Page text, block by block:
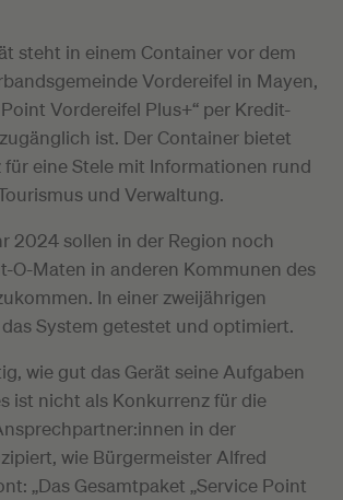
steht in einem Container vor dem
Vordereifel in Mayen,
Vordereifel Plus+“ per Kredit-
ist. Der Container bietet
für eine Stele mit Informationen rund
und Verwaltung.
2024 sollen in der Region noch
O-Maten in anderen Kommunen des
In einer zweijährigen
System getestet und optimiert.
wie gut das Gerät seine Aufgaben
ist nicht als Konkurrenz für die
in der
wie Bürgermeister Alfred
„Das Gesamtpaket „Service Point